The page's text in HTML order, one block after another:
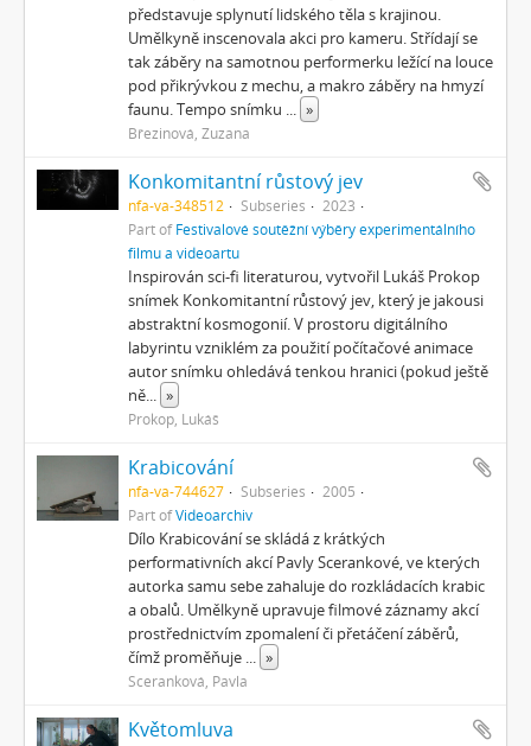
představuje splynutí lidského těla s krajinou.
Umělkyně inscenovala akci pro kameru. Střídají se
tak záběry na samotnou performerku ležící na louce
pod přikrývkou z mechu, a makro záběry na hmyzí
faunu. Tempo snímku ... »
Březinová, Zuzana
Konkomitantní růstový jev
nfa-va-348512 Subseries
2023
Part ofFestivalové soutěžní výběry experimentálního
filmu a videoartu
Inspirován sci-fi literaturou, vytvořil Lukáš Prokop
snímek Konkomitantní růstový jev, který je jakousi
abstraktní kosmogonií. V prostoru digitálního
labyrintu vzniklém za použití počítačové animace
autor snímku ohledává tenkou hranici (pokud ještě
ně... »
Prokop, Lukáš
Krabicování
nfa-va-744627 Subseries
2005
Part ofVideoarchiv
Dílo Krabicování se skládá z krátkých
performativních akcí Pavly Scerankové, ve kterých
autorka samu sebe zahaluje do rozkládacích krabic
a obalů. Umělkyně upravuje filmové záznamy akcí
prostřednictvím zpomalení či přetáčení záběrů,
čímž proměňuje ... »
Sceranková, Pavla
Květomluva